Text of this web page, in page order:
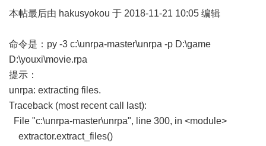
本帖最后由 hakusyokou 于 2018-11-21 10:05 编辑
命令是：py -3 c:\unrpa-master\unrpa -p D:\game
D:\youxi\movie.rpa
提示：
unrpa: extracting files.
Traceback (most recent call last):
File "c:\unrpa-master\unrpa", line 300, in <module>
extractor.extract_files()